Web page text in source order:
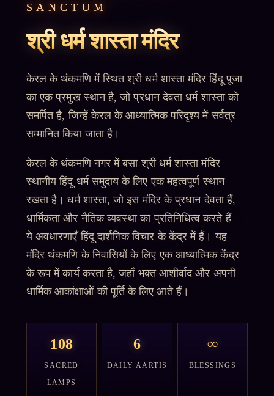
SANCTUM
श्री धर्म शास्ता मंदिर
केरल के थंकमणि में स्थित श्री धर्म शास्ता मंदिर हिंदू पूजा
का एक प्रमुख स्थान है, जो प्रधान देवता धर्म शास्ता को
समर्पित है, जिन्हें केरल के आध्यात्मिक परिदृश्य में सर्वत्र
सम्मानित किया जाता है।
केरल के थंकमणि नगर में बसा श्री धर्म शास्ता मंदिर
स्थानीय हिंदू धर्म समुदाय के लिए एक महत्वपूर्ण स्थान
रखता है। धर्म शास्ता, जो इस मंदिर के प्रधान देवता हैं,
धार्मिकता और नैतिक व्यवस्था का प्रतिनिधित्व करते हैं—
ये अवधारणाएँ हिंदू दार्शनिक विचार के केंद्र में हैं। यह
मंदिर थंकमणि के निवासियों के लिए एक आध्यात्मिक केंद्र
के रूप में कार्य करता है, जहाँ भक्त आशीर्वाद और अपनी
धार्मिक आकांक्षाओं की पूर्ति के लिए आते हैं।
108
SACRED
LAMPS
6
DAILY AARTIS
∞
BLESSINGS